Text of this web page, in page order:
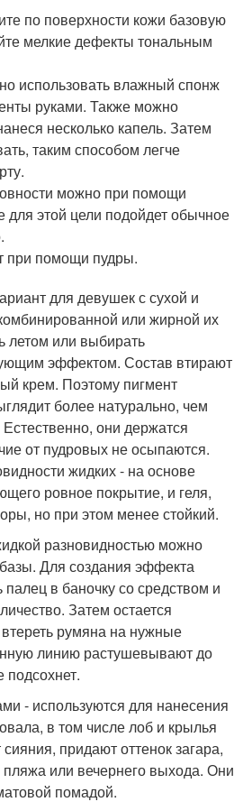
по поверхности кожи базовую
мелкие дефекты тональным
использовать влажный спонж
руками. Также можно
несколько капель. Затем
таким способом легче
можно при помощи
для этой цели подойдет обычное
при помощи пудры.
для девушек с сухой и
или жирной их
летом или выбирать
эффектом. Состав втирают
крем. Поэтому пигмент
более натурально, чем
они держатся
от пудровых не осыпаются.
жидких - на основе
ровное покрытие, и геля,
но при этом менее стойкий.
разновидностью можно
Для создания эффекта
в баночку со средством и
Затем остается
румяна на нужные
линию растушевывают до
подсохнет.
- используются для нанесения
в том числе лоб и крылья
придают оттенок загара,
или вечернего выхода. Они
помадой.